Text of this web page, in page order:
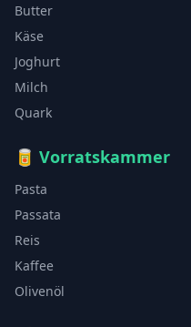
Butter
Käse
Joghurt
Milch
Quark
🥫 Vorratskammer
Pasta
Passata
Reis
Kaffee
Olivenöl